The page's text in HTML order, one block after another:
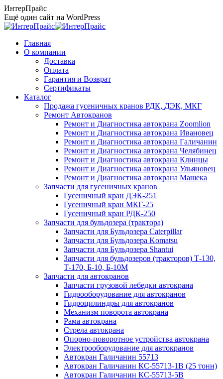
Перейти
к
содержанию
ИнтерПрайс
Ещё один сайт на WordPress
Главная
О компании
Доставка
Оплата
Гарантия и Возврат
Сертификаты
Каталог
Продажа гусеничных кранов РДК, ДЭК, МКГ
Ремонт Автокранов
Ремонт и Диагностика автокрана Zoomlion
Ремонт и Диагностика автокрана Ивановец
Ремонт и Диагностика автокрана Галичанин
Ремонт и Диагностика автокрана Челябинец
Ремонт и Диагностика автокрана Клинцы
Ремонт и Диагностика автокрана Ульяновец
Ремонт и Диагностика автокрана Машека
Запчасти для гусеничных кранов
Гусеничный кран ДЭК-251
Гусеничный кран МКГ-25
Гусеничный кран РДК-250
Запчасти для бульдозера (трактора)
Запчасти для Бульдозера Caterpillar
Запчасти для Бульдозера Komatsu
Запчасти для Бульдозера Shantui
Запчасти для бульдозеров (тракторов) Т-130,
Т-170, Б-10, Б-10М
Запчасти для автокранов
Запчасти грузовой лебедки автокрана
Гидрооборудование для автокранов
Гидроцилиндры для автокранов
Механизм поворота автокрана
Рама автокрана
Стрела автокрана
Опорно-поворотное устройства автокрана
Электрооборудование для автокранов
Автокран Галичанин 55713
Автокран Галичанин КС-55713-1В (25 тонн)
Автокран Галичанин КС-55713-5В